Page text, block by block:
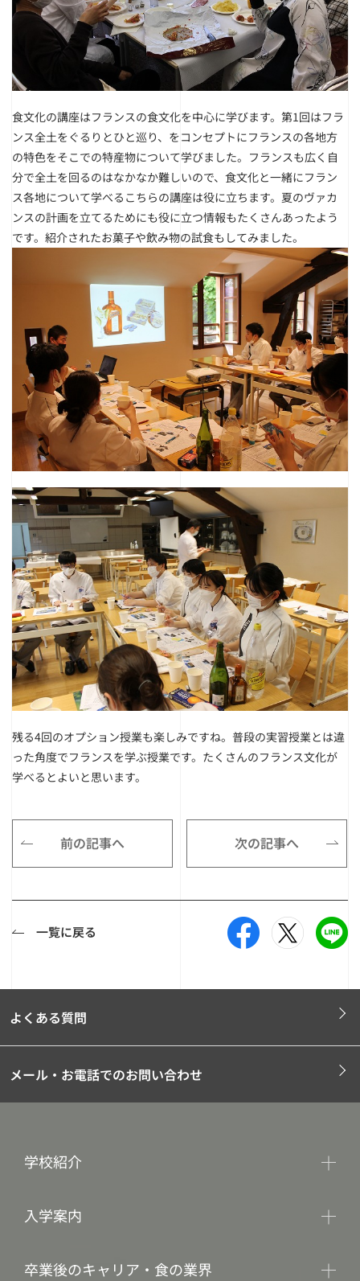
食文化の講座はフランスの食文化を中心に学びます。第1回はフラ
ンス全土をぐるりとひと巡り、をコンセプトにフランスの各地方
の特色をそこでの特産物について学びました。フランスも広く自
分で全土を回るのはなかなか難しいので、食文化と一緒にフラン
ス各地について学べるこちらの講座は役に立ちます。夏のヴァカ
ンスの計画を立てるためにも役に立つ情報もたくさんあったよう
です。紹介されたお菓子や飲み物の試食もしてみました。
残る4回のオプション授業も楽しみですね。普段の実習授業とは違
った角度でフランスを学ぶ授業です。たくさんのフランス文化が
学べるとよいと思います。
前の記事へ 次の記事へ
一覧に戻る
よくある質問
メール・お電話でのお問い合わせ
学校紹介
入学案内
卒業後のキャリア・食の業界